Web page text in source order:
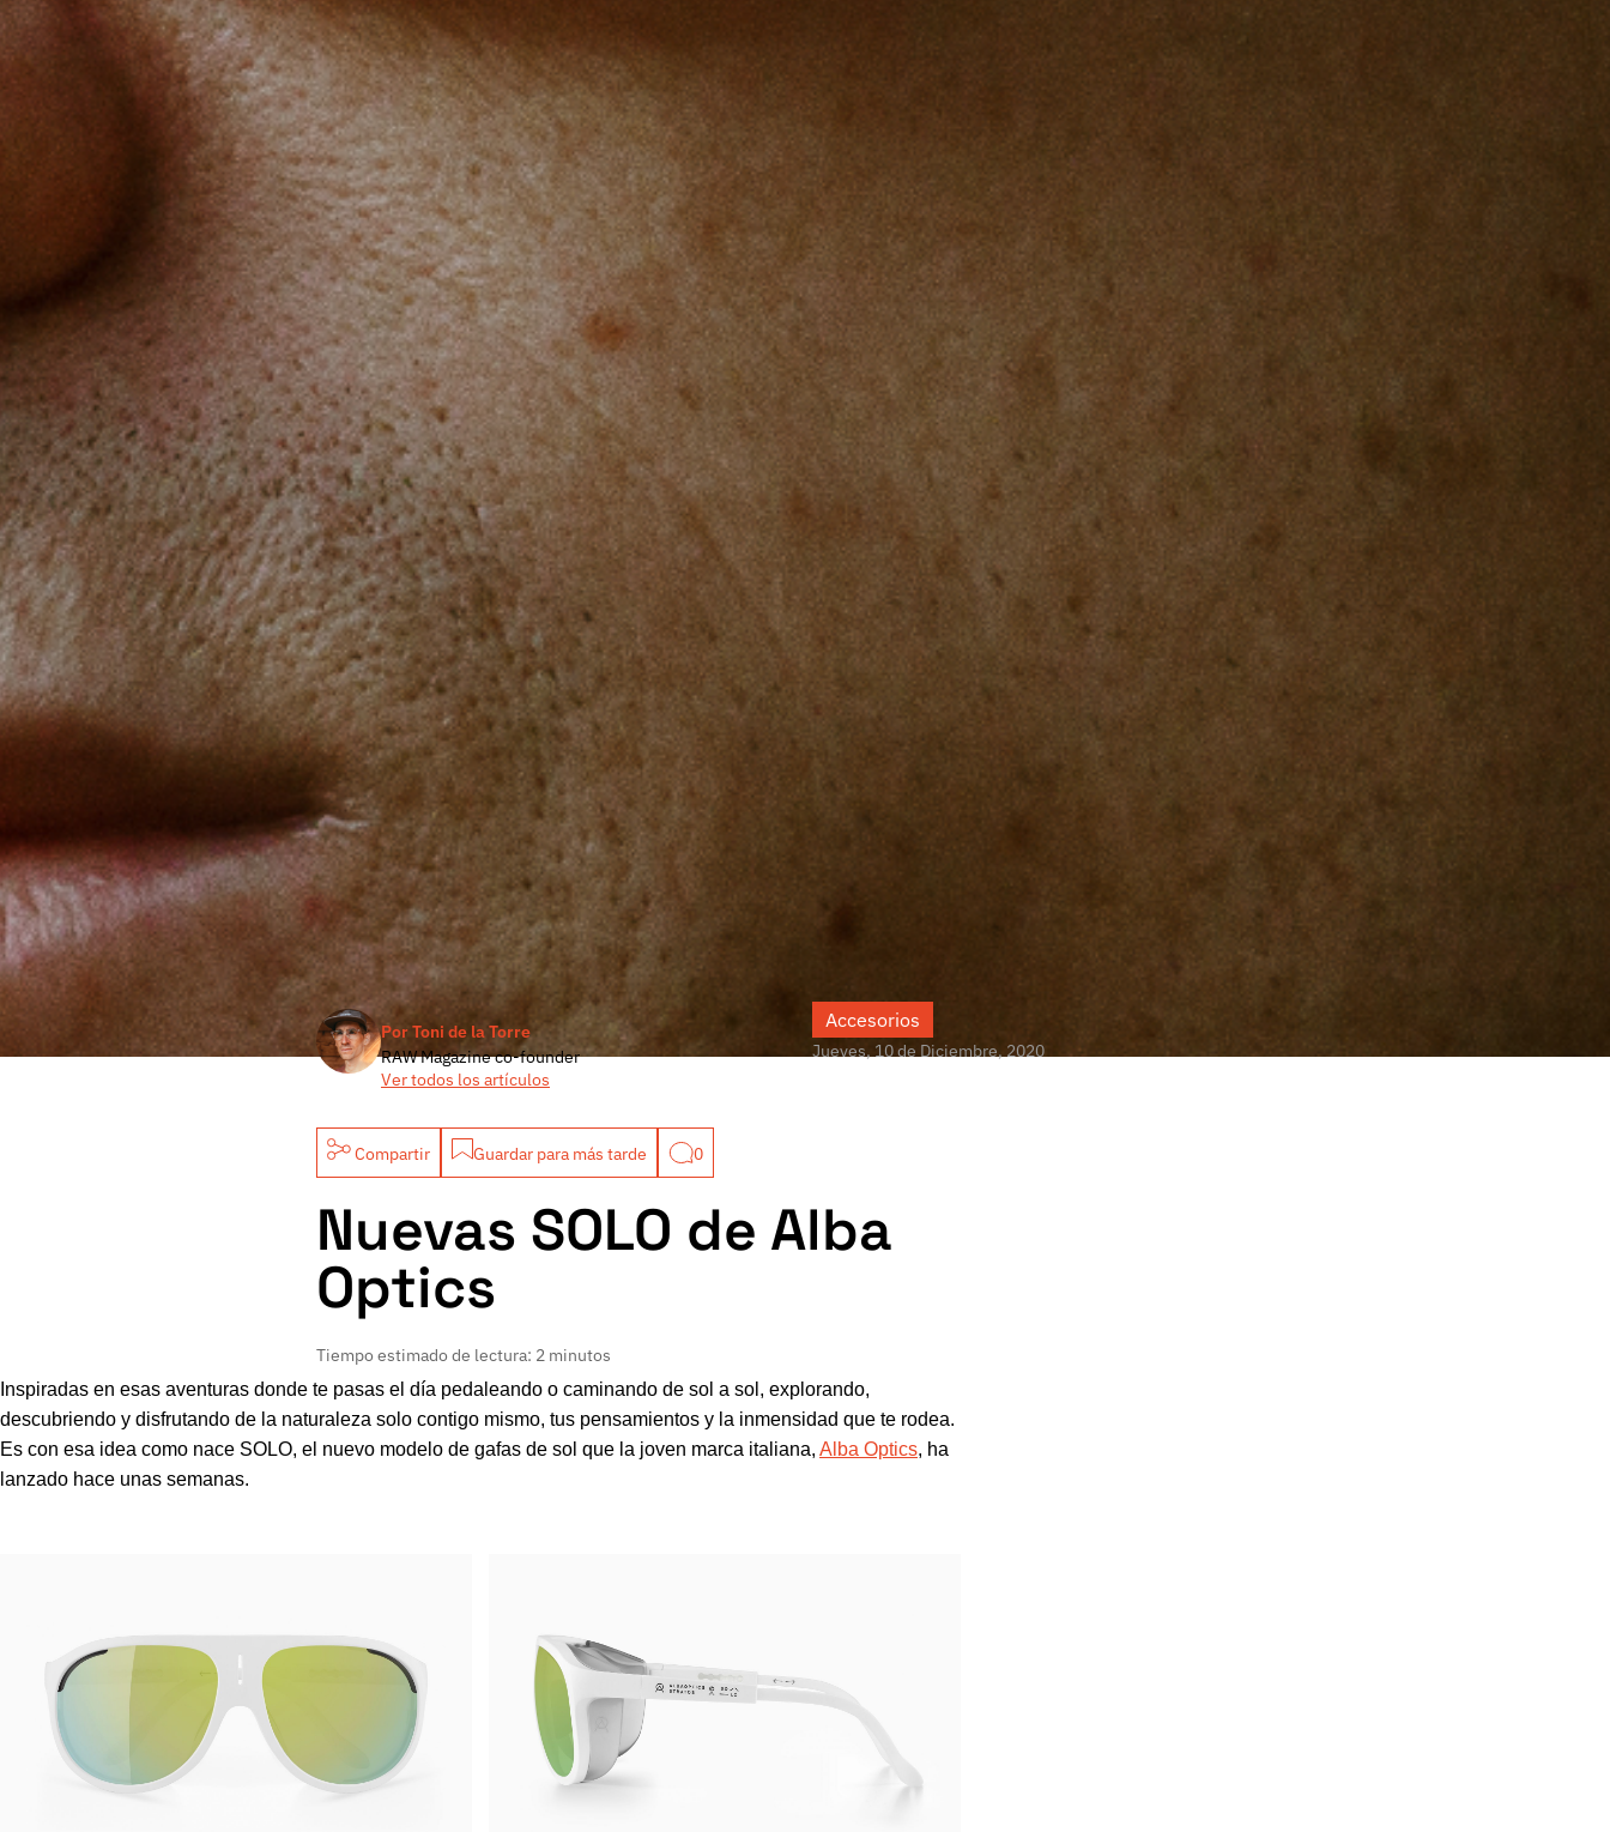
Por Toni de la Torre
RAW Magazine co-founder
Ver todos los artículos
Accesorios
Jueves, 10 de Diciembre, 2020
Compartir Guardar para más tarde 0
Nuevas SOLO de Alba
Optics
Tiempo estimado de lectura: 2 minutos
Inspiradas en esas aventuras donde te pasas el día pedaleando o caminando de sol a sol, explorando,
descubriendo y disfrutando de la naturaleza solo contigo mismo, tus pensamientos y la inmensidad que te rodea.
Es con esa idea como nace SOLO, el nuevo modelo de gafas de sol que la joven marca italiana,Alba Optics, ha
lanzado hace unas semanas.